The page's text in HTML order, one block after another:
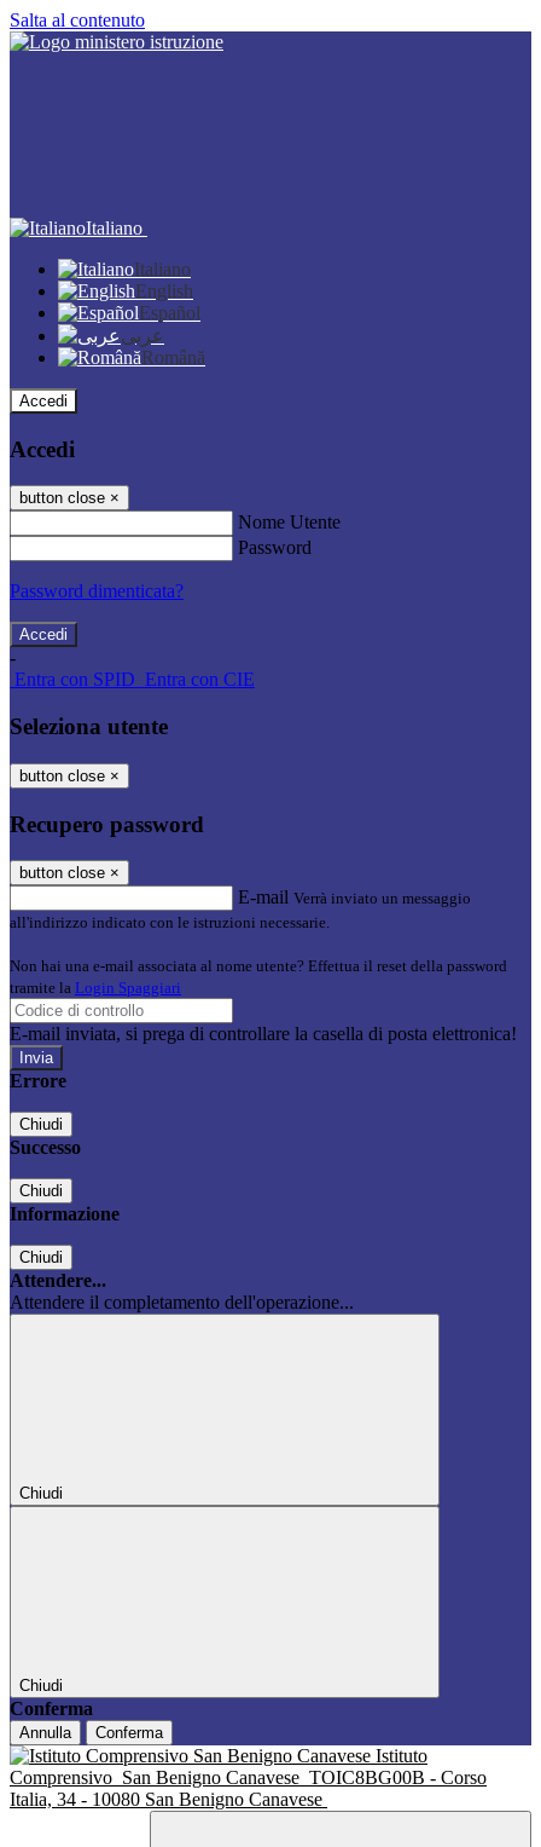
Salta al contenuto
Italiano
Italiano
English
Español
عربى
Română
Accedi
Accedi
button close ×
Nome Utente
Password
Password dimenticata?
-
Entra con SPID Entra con CIE
Seleziona utente
button close ×
Recupero password
button close ×
E-mail Verrà inviato un messaggio
all'indirizzo indicato con le istruzioni necessarie.
Non hai una e-mail associata al nome utente? Effettua il reset della password
tramite la Login Spaggiari
E-mail inviata, si prega di controllare la casella di posta elettronica!
Errore
Chiudi
Successo
Chiudi
Informazione
Chiudi
Attendere...
Attendere il completamento dell'operazione...
Chiudi
Chiudi
Conferma
Annulla Conferma
Istituto
Comprensivo San Benigno Canavese TOIC8BG00B - Corso
Italia, 34 - 10080 San Benigno Canavese